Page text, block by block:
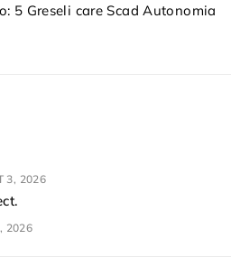
5 Greseli care Scad Autonomia
3, 2026
2026